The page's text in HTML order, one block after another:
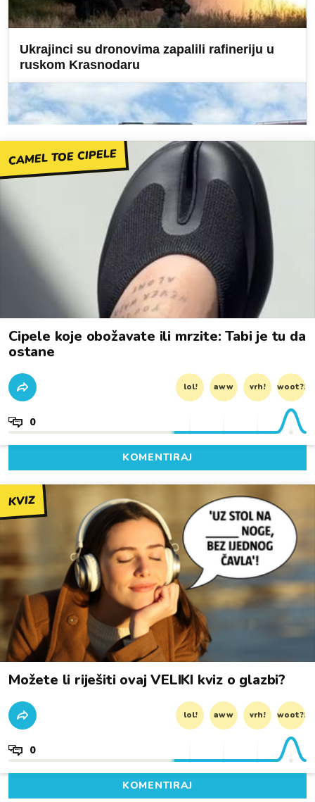
CAMEL TOE CIPELE
Cipele koje obožavate ili mrzite: Tabi je tu da
ostane
lol! aww vrh! woot?!
0
KOMENTIRAJ
KVIZ
Možete li riješiti ovaj VELIKI kviz o glazbi?
lol! aww vrh! woot?!
0
KOMENTIRAJ